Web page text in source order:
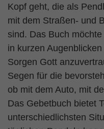
Kopf geht, die als
mit dem Straßen- und
sind. Das Buch
in kurzen
Sorgen Gott
Segen für die
ob mit dem Auto, mit
Das Gebetbuch bietet
unterschiedlichsten